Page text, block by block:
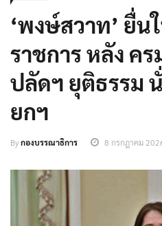
‘พงษ์สวาท’ ยื่น
ราชการ หลัง ค
ปลัดฯ ยุติธรรม
ยกฯ
Byกองบรรณาธิการ 8 กรกฎาคม